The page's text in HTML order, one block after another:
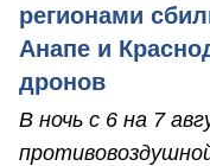
регионами
Анапе и
дронов
В ночь с 6 на 7